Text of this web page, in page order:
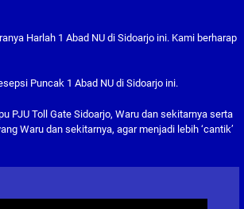
Harlah 1 Abad NU di Sidoarjo ini. Kami berharap
Puncak 1 Abad NU di Sidoarjo ini.
PJU Toll Gate Sidoarjo, Waru dan sekitarnya serta
Waru dan sekitarnya, agar menjadi lebih ‘cantik’